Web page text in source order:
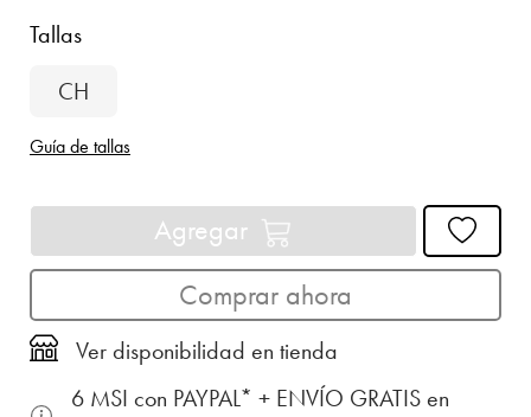
Tallas
CH
Guía de tallas
Agregar
Comprar ahora
Ver disponibilidad en tienda
6 MSI con PAYPAL* + ENVÍO GRATIS en